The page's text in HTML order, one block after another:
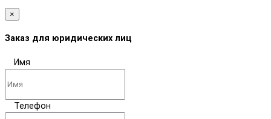
×
Заказ для юридических лиц
Имя
Телефон